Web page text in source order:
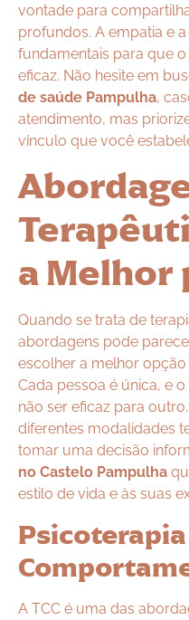
vontade para
profundos. A empatia e
fundamentais para que
eficaz. Não hesite em
de saúde Pampulha,
atendimento, mas
vínculo que você
a Melhor
Quando se trata de
abordagens pode
escolher a melhor
Cada pessoa é única, e
não ser eficaz para
diferentes modalidades
tomar uma decisão
no Castelo Pampulha
estilo de vida e às suas
A TCC é uma das